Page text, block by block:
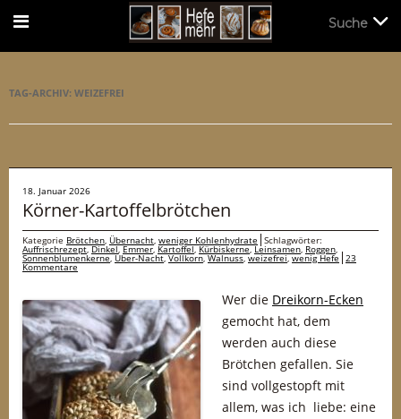
TAG-ARCHIV: WEIZEFREI
18. Januar 2026
Körner-Kartoffelbrötchen
Kategorie Brötchen, Übernacht, weniger Kohlenhydrate Schlagwörter:
Auffrischrezept,Dinkel,Emmer, Kartoffel,Kürbiskerne,Leinsamen, Roggen,
Sonnenblumenkerne,Über-Nacht,Vollkorn,Walnuss,weizefrei,wenig Hefe 23
Kommentare
Wer die Dreikorn-Ecken
gemocht hat, dem
werden auch diese
Brötchen gefallen. Sie
sind vollgestopft mit
allem, was ich liebe: eine
Suche
Suche